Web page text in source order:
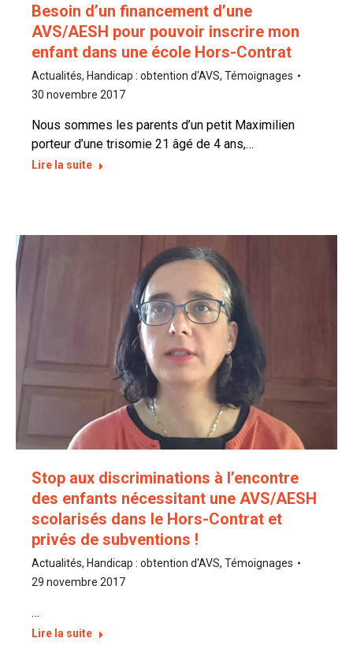
Besoin d’un financement d’une
AVS/AESH pour pouvoir inscrire mon
enfant dans une école Hors-Contrat
Actualités, Handicap : obtention d'AVS, Témoignages
30 novembre 2017
Nous sommes les parents d’un petit Maximilien
porteur d’une trisomie 21 âgé de 4 ans,…
Lire la suite
Stop aux discriminations à l’encontre
des enfants nécessitant une AVS/AESH
scolarisés dans le Hors-Contrat et
privés de subventions !
Actualités, Handicap : obtention d'AVS, Témoignages
29 novembre 2017
…
Lire la suite